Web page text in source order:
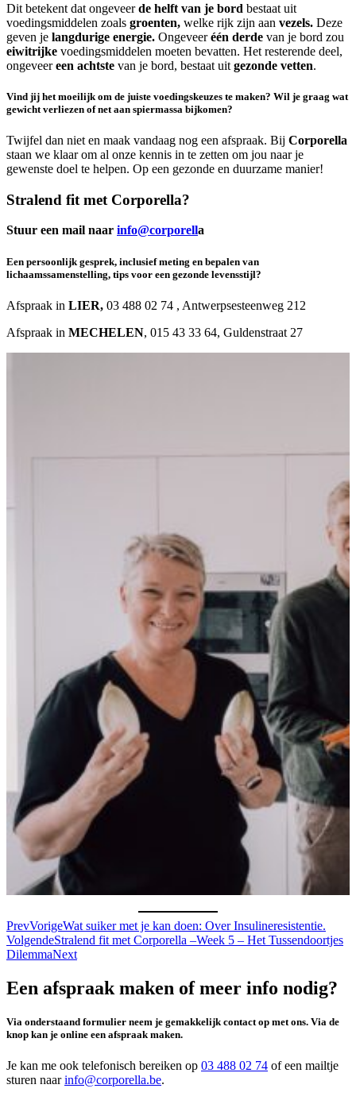
Dit betekent dat ongeveerde helft van je bord bestaat uit
voedingsmiddelen zoals groenten, welke rijk zijn aan vezels. Deze
geven je langdurige energie. Ongeveeréén derde van je bord zou
eiwitrijke voedingsmiddelen moeten bevatten. Het resterende deel,
ongeveereen achtste van je bord, bestaat uit gezonde vetten.
Vind jij het moeilijk om de juiste voedingskeuzes te maken? Wil je graag wat
gewicht verliezen of net aan spiermassa bijkomen?
Twijfel dan niet en maak vandaag nog een afspraak. Bij Corporella
staan we klaar om al onze kennis in te zetten om jou naar je
gewenste doel te helpen. Op een gezonde en duurzame manier!
Stralend fit met Corporella?
Stuur een mail naar info@corporella
Een persoonlijk gesprek, inclusief meting en bepalen van
lichaamssamenstelling, tips voor een gezonde levensstijl?
Afspraak in LIER, 03 488 02 74 , Antwerpsesteenweg 212
Afspraak in MECHELEN, 015 43 33 64, Guldenstraat 27
PrevVorigeWat suiker met je kan doen: Over Insulineresistentie.
VolgendeStralend fit met Corporella –Week 5 – Het Tussendoortjes
DilemmaNext
Een afspraak maken of meer info nodig?
Via onderstaand formulier neem je gemakkelijk contact op met ons. Via de
knop kan je online een afspraak maken.
Je kan me ook telefonisch bereiken op 03 488 02 74 of een mailtje
sturen naarinfo@corporella.be.